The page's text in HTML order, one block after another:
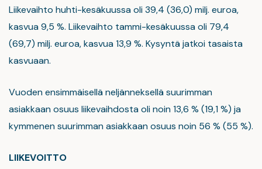
Liikevaihto huhti-kesäkuussa oli 39,4 (36,0) milj. euroa,
kasvua 9,5 %. Liikevaihto tammi-kesäkuussa oli 79,4
(69,7) milj. euroa, kasvua 13,9 %. Kysyntä jatkoi tasaista
kasvuaan.
Vuoden ensimmäisellä neljänneksellä suurimman
asiakkaan osuus liikevaihdosta oli noin 13,6 % (19,1 %) ja
kymmenen suurimman asiakkaan osuus noin 56 % (55 %).
LIIKEVOITTO